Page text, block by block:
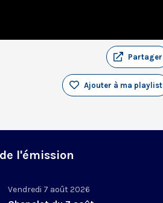
Partager
Ajouter à ma playlist
l'émission
Vendredi 7 août 2026